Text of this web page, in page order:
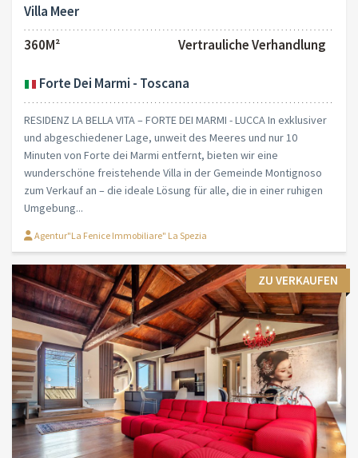
Villa Meer
360M²
Vertrauliche Verhandlung
Forte Dei Marmi - Toscana
RESIDENZ LA BELLA VITA – FORTE DEI MARMI - LUCCA In exklusiver
und abgeschiedener Lage, unweit des Meeres und nur 10
Minuten von Forte dei Marmi entfernt, bieten wir eine
wunderschöne freistehende Villa in der Gemeinde Montignoso
zum Verkauf an – die ideale Lösung für alle, die in einer ruhigen
Umgebung...
Agentur"La Fenice Immobiliare" La Spezia
ZU VERKAUFEN